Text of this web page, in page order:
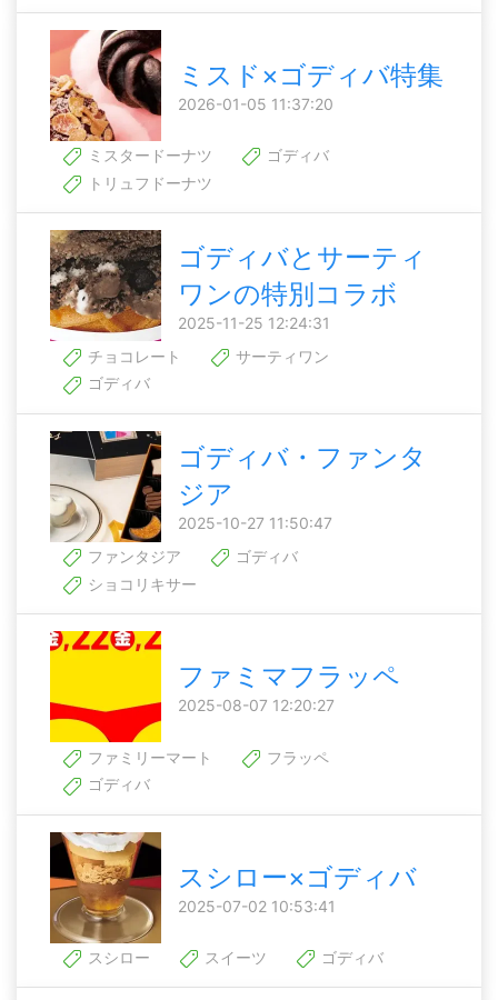
ミスド×ゴディバ特集
2026-01-05 11:37:20
ミスタードーナツ
ゴディバ
トリュフドーナツ
ゴディバとサーティ
ワンの特別コラボ
2025-11-25 12:24:31
チョコレート
サーティワン
ゴディバ
ゴディバ・ファンタ
ジア
2025-10-27 11:50:47
ファンタジア
ゴディバ
ショコリキサー
ファミマフラッペ
2025-08-07 12:20:27
ファミリーマート
フラッペ
ゴディバ
スシロー×ゴディバ
2025-07-02 10:53:41
スシロー スイーツ ゴディバ